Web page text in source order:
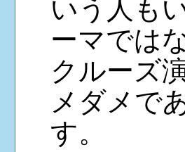
いう人も
ーマでは
クルーズ
メダメで
す。